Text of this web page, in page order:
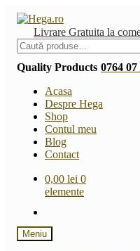
Sari
navigare
Sari
conținut
Livrare Gratuita la
Caută
după:
Quality Products 0764 07
Acasa
Despre Hega
Shop
Contul meu
Blog
Contact
0,00 lei 0
elemente
Meniu